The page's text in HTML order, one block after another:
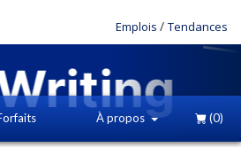
Emplois / Tendances
À propos (0)